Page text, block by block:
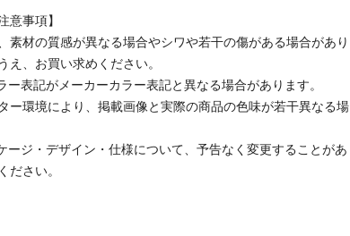
意事項】
素材の質感が異なる場合やシワや若干の傷がある場合があり
え、お買い求めください。
表記がメーカーカラー表記と異なる場合があります。
ー環境により、掲載画像と実際の商品の色味が若干異なる場
ジ・デザイン・仕様について、予告なく変更することがあ
ださい。